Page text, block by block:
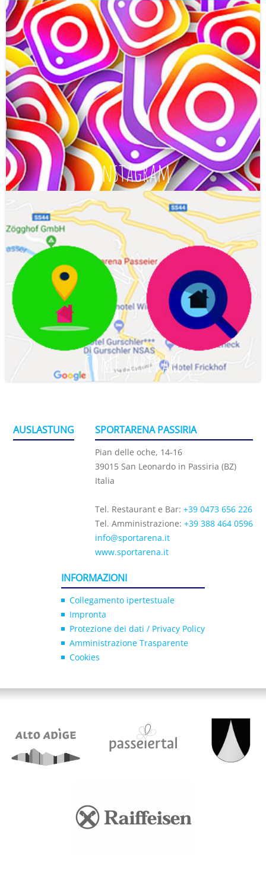
Instagram
come arrivare
AUSLASTUNG SPORTARENA PASSIRIA
Pian delle oche, 14-16
39015 San Leonardo in Passiria (BZ)
Italia
Tel. Restaurant e Bar: +39 0473 656 226
Tel. Amministrazione: +39 388 464 0596
info@sportarena.it
www.sportarena.it
INFORMAZIONI
Collegamento ipertestuale
Impronta
Protezione dei dati / Privacy Policy
Amministrazione Trasparente
Cookies